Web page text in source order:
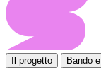
Il progetto Bando